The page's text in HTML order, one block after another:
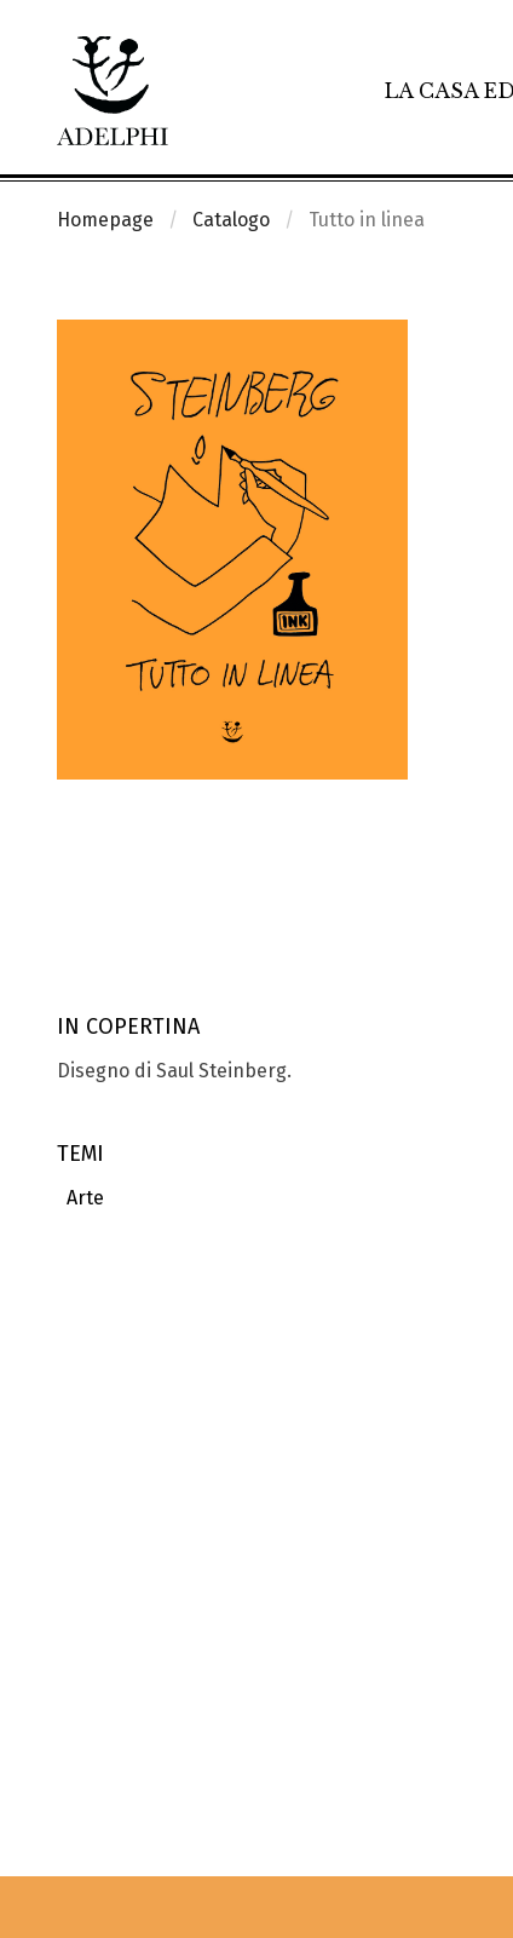
LA CASA
Homepage Catalogo Tutto in linea
IN COPERTINA
Disegno di Saul Steinberg.
TEMI
Arte